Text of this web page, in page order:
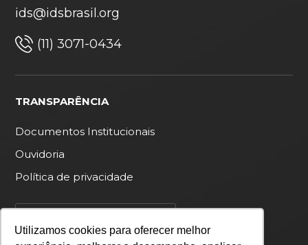
Utilizamos cookies para oferecer melhor
ids@idsbrasil.org
(11) 3071-0434
TRANSPARÊNCIA
Documentos Institucionais
Ouvidoria
Política de privacidade